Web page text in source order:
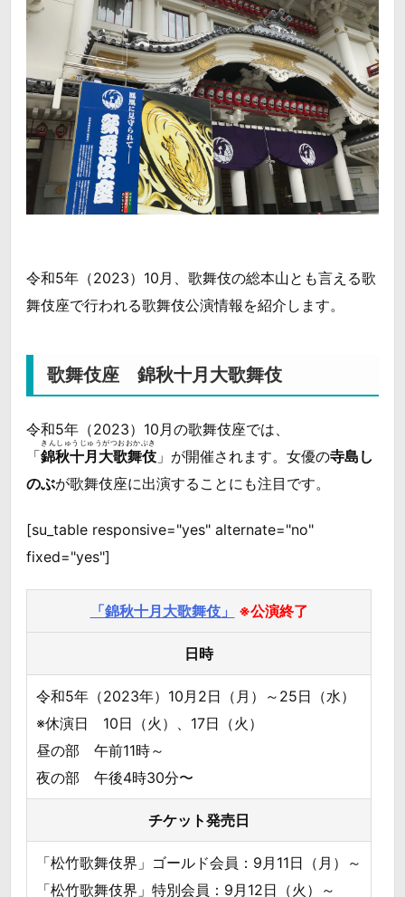
令和5年（2023）10月、歌舞伎の総本山とも言える歌
舞伎座で行われる歌舞伎公演情報を紹介します。
歌舞伎座 錦秋十月大歌舞伎
令和5年（2023）10月の歌舞伎座では、
「錦秋十月大歌舞伎
きんしゅうじゅうがつおおかぶき
」が開催されます。女優の寺島し
のぶが歌舞伎座に出演することにも注目です。
[su_table responsive="yes" alternate="no"
fixed="yes"]
「錦秋十月大歌舞伎」 ※公演終了
日時
令和5年（2023年）10月2日（月）～25日（水）
※休演日 10日（火）、17日（火）
昼の部 午前11時～
夜の部 午後4時30分〜
チケット発売日
「松竹歌舞伎界」ゴールド会員：9月11日（月）～
「松竹歌舞伎界」特別会員：9月12日（火）～